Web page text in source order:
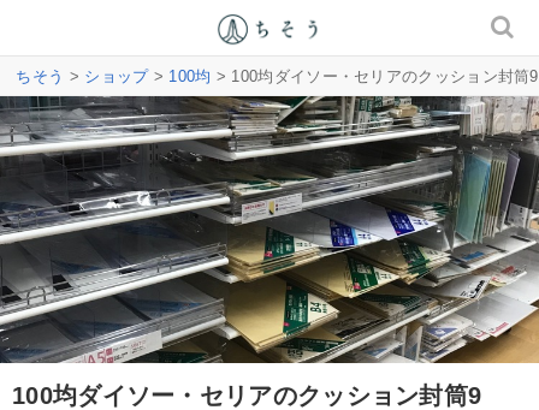
ちそう > ショップ> 100均 > 100均ダイソー・セリアのクッション封筒
100均ダイソー・セリアのクッション封筒9